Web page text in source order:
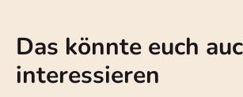
Das könnte euch
interessieren